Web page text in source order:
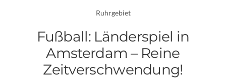
Ruhrgebiet
Fußball: Länderspiel in
Amsterdam – Reine
Zeitverschwendung!